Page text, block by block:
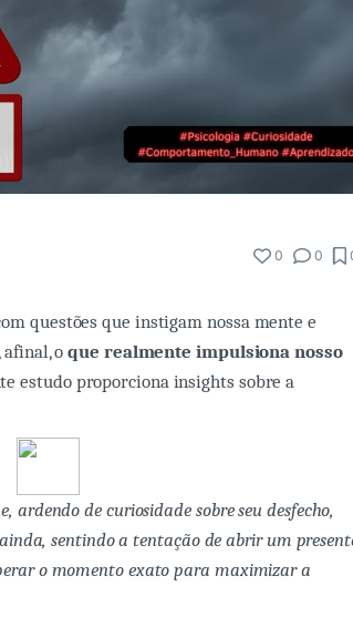
0 0
questões que instigam nossa mente e
afinal, oque realmente impulsiona nosso
estudo proporciona insights sobre a
de curiosidade sobre seu desfecho,
sentindo a tentação de abrir um
o momento exato para maximizar a